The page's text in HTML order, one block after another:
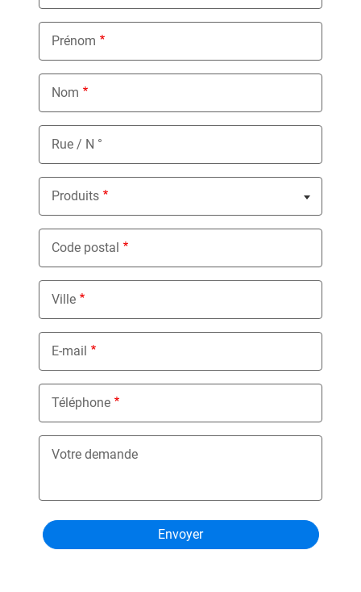
Prénom
Nom
Rue / N °
Produits
Nothing selected
Code postal
Ville
E-mail
Téléphone
Votre demande